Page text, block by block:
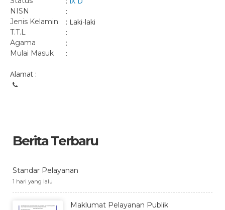
NISN :
Jenis Kelamin : Laki-laki
T.T.L :
Agama :
Mulai Masuk :
Alamat :
Berita Terbaru
Standar Pelayanan
1 hari yang lalu
Maklumat Pelayanan Publik